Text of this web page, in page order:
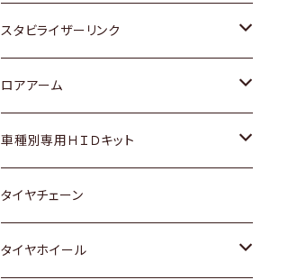
スバル
いすゞ
ダイハツ
マツダ
三菱
スバル
スズキ
日産
ダイハツ
マツダ
三菱
ホンダ
スズキ
日産
いすゞ
ダイハツ
トヨタ
ホンダ
スズキ
日産
ダイハツ
スタビライザーリンク
トヨタ
ホンダ
スズキ
日産
ロアアーム
ホンダ
スズキ
日産
車種別専用ＨＩＤキット
トヨタ
マツダ
タイヤチェーン
タイヤホイール